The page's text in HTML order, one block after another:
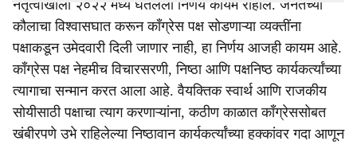
नेतृत्वाखाली २०२२ मध्ये घेतलेला निर्णय कायम राहील. जनतेच्या
कौलाचा विश्वासघात करून काँग्रेस पक्ष सोडणाऱ्या व्यक्तींना
पक्षाकडून उमेदवारी दिली जाणार नाही, हा निर्णय आजही कायम आहे.
काँग्रेस पक्ष नेहमीच विचारसरणी, निष्ठा आणि पक्षनिष्ठ कार्यकर्त्यांच्या
त्यागाचा सन्मान करत आला आहे. वैयक्तिक स्वार्थ आणि राजकीय
सोयीसाठी पक्षाचा त्याग करणाऱ्यांना, कठीण काळात काँग्रेससोबत
खंबीरपणे उभे राहिलेल्या निष्ठावान कार्यकर्त्यांच्या हक्कांवर गदा आणून